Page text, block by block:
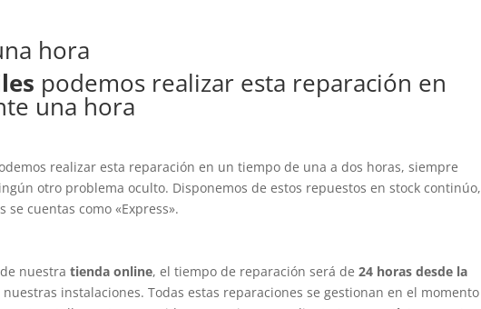
hora
podemos realizar esta reparación en
una hora
realizar esta reparación en un tiempo de una a dos horas, siempre
otro problema oculto. Disponemos de estos repuestos en stock continúo,
cuentas como «Express».
de nuestratienda online, el tiempo de reparación será de24 horas desde la
nuestras instalaciones. Todas estas reparaciones se gestionan en el momento